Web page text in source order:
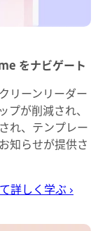
をナビゲート
リーンリーダー
が削減され、
れ、テンプレー
知らせが提供さ
詳しく学ぶ ›